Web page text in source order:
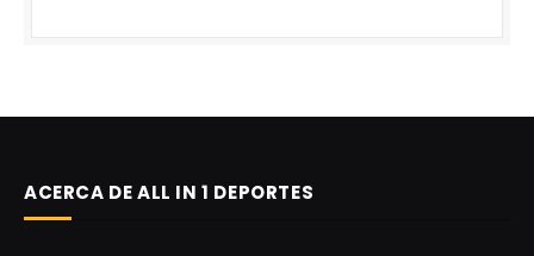
ACERCA DE ALL IN 1 DEPORTES